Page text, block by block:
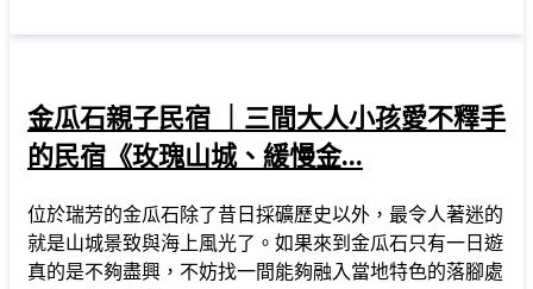
金瓜石親子民宿 ｜三間大人小孩愛不釋手
的民宿《玫瑰山城、緩慢金...
位於瑞芳的金瓜石除了昔日採礦歷史以外，最令人著迷的
就是山城景致與海上風光了。如果來到金瓜石只有一日遊
真的是不夠盡興，不妨找一間能夠融入當地特色的落腳處